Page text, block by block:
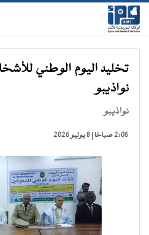
تخليد اليوم الوطني
نواذيبو
نواذيبو
2:06 صباحًا | 8 يوليو 2026